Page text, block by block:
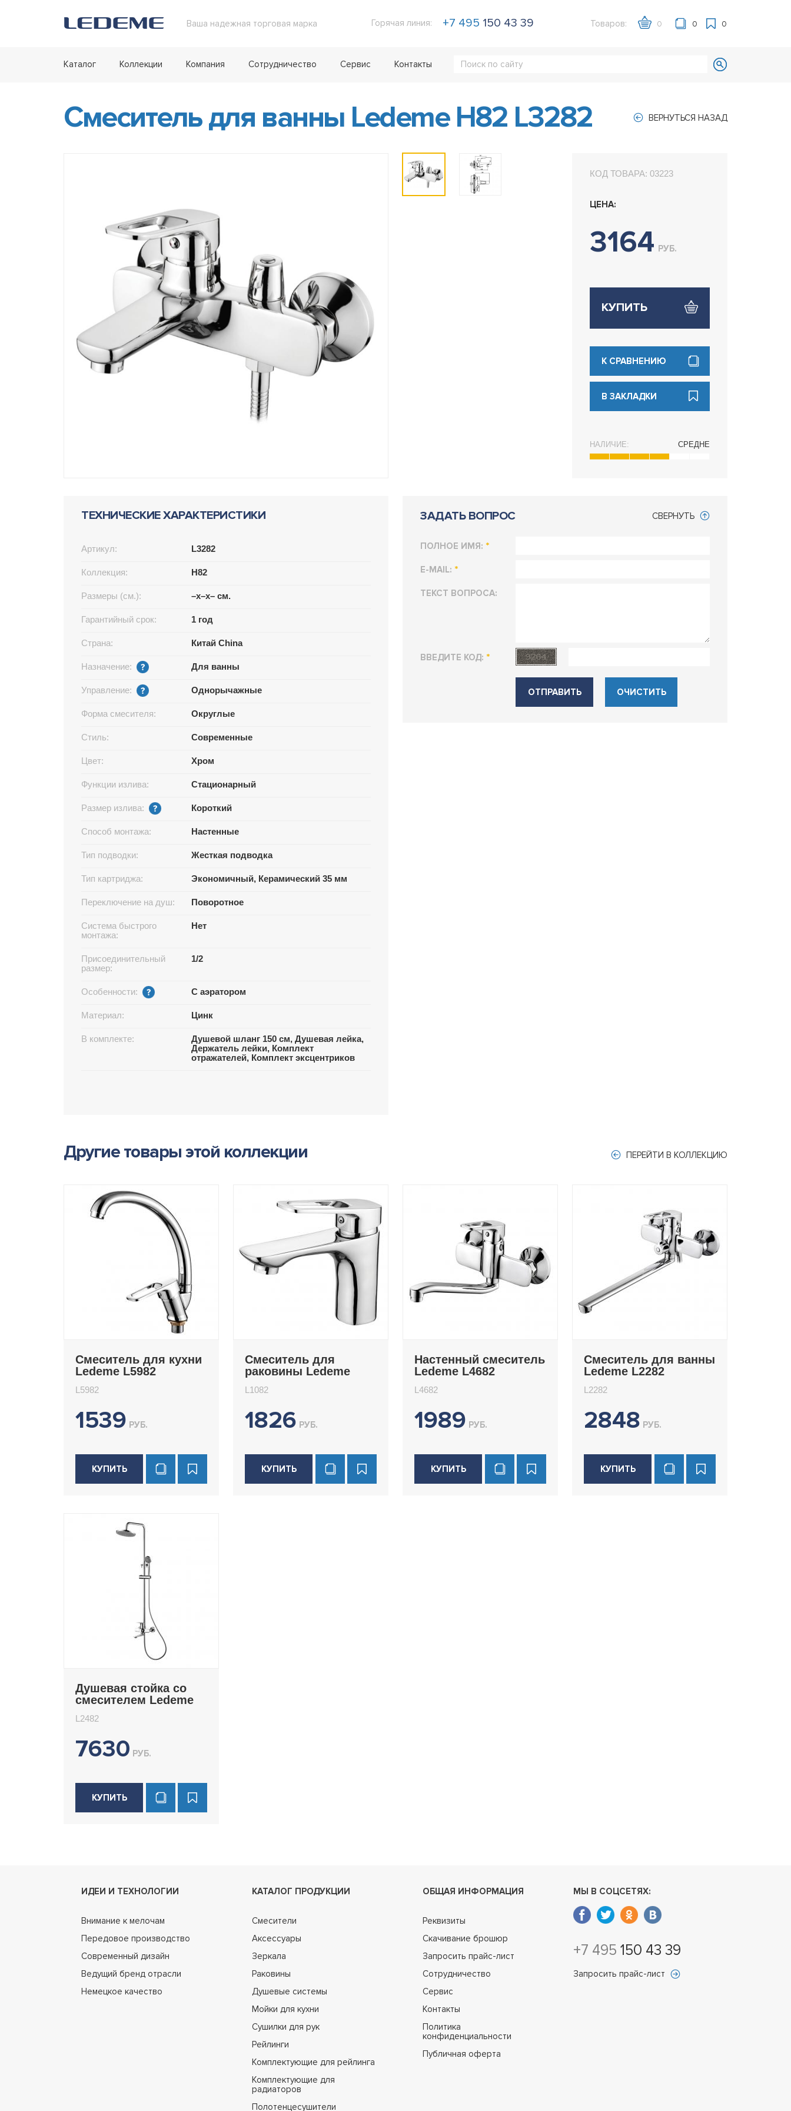
Ваша надежная торговая марка Горячая линия: +7 495 150 43 39 Товаров: 0 0 0
Каталог Коллекции Компания Сотрудничество Сервис Контакты
ВЕРНУТЬСЯ НАЗАД
Смеситель для ванны Ledeme H82 L3282
КОД ТОВАРА: 03223
ЦЕНА:
3164 РУБ.
КУПИТЬ
К СРАВНЕНИЮ
В ЗАКЛАДКИ
НАЛИЧИЕ: СРЕДНЕ
ТЕХНИЧЕСКИЕ ХАРАКТЕРИСТИКИ
Артикул: L3282
Коллекция: H82
Размеры (см.): –x–x– см.
Гарантийный срок: 1 год
Страна: Китай China
Назначение: Для ванны
Управление: Однорычажные
Форма смесителя: Округлые
Стиль: Современные
Цвет: Хром
Функции излива: Стационарный
Размер излива: Короткий
Способ монтажа: Настенные
Тип подводки: Жесткая подводка
Тип картриджа: Экономичный, Керамический 35 мм
Переключение на душ: Поворотное
Система быстрого
монтажа:
Нет
Присоединительный
размер:
1/2
Особенности: С аэратором
Материал: Цинк
В комплекте:
Душевой шланг 150 см, Душевая лейка,
Держатель лейки, Комплект
отражателей, Комплект эксцентриков
ЗАДАТЬ ВОПРОС
ПОЛНОЕ ИМЯ: *
E-MAIL: *
ТЕКСТ ВОПРОСА:
ВВЕДИТЕ КОД: *
ОТПРАВИТЬ ОЧИСТИТЬ
СВЕРНУТЬ
Другие товары этой коллекции ПЕРЕЙТИ В КОЛЛЕКЦИЮ
Смеситель для кухни
Ledeme L5982
L5982
1539 РУБ.
КУПИТЬ
Смеситель для
раковины Ledeme
L1082
1826 РУБ.
КУПИТЬ
Настенный смеситель
Ledeme L4682
L4682
1989 РУБ.
КУПИТЬ
Смеситель для ванны
Ledeme L2282
L2282
2848 РУБ.
КУПИТЬ
Душевая стойка со
смесителем Ledeme
L2482
7630 РУБ.
КУПИТЬ
ИДЕИ И ТЕХНОЛОГИИ
Внимание к мелочам
Передовое производство
Современный дизайн
Ведущий бренд отрасли
Немецкое качество
КАТАЛОГ ПРОДУКЦИИ
Смесители
Аксессуары
Зеркала
Раковины
Душевые системы
Мойки для кухни
Сушилки для рук
Рейлинги
Комплектующие для рейлинга
Комплектующие для
радиаторов
Полотенцесушители
ОБЩАЯ ИНФОРМАЦИЯ
Реквизиты
Скачивание брошюр
Запросить прайс-лист
Сотрудничество
Сервис
Контакты
Политика
конфиденциальности
Публичная оферта
МЫ В СОЦСЕТЯХ:
+7 495 150 43 39
Запросить прайс-лист